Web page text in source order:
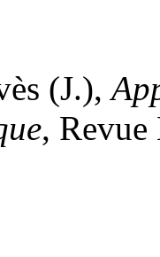
(J.),
, Revue